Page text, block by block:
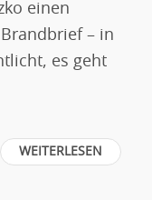
einen
– in
es geht
WEITERLESEN